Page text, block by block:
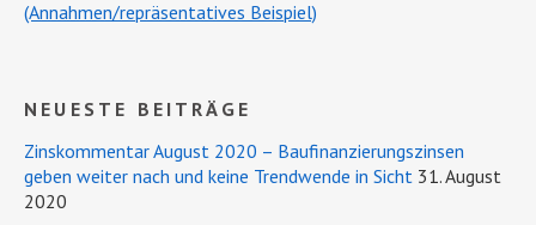
(Annahmen/repräsentatives Beispiel)
NEUESTE BEITRÄGE
Zinskommentar August 2020 – Baufinanzierungszinsen
geben weiter nach und keine Trendwende in Sicht 31. August
2020